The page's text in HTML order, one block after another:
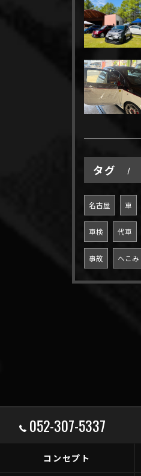
タグ
名古屋 車
車検 代車
事故 へこみ
052-307-5337
コンセプト